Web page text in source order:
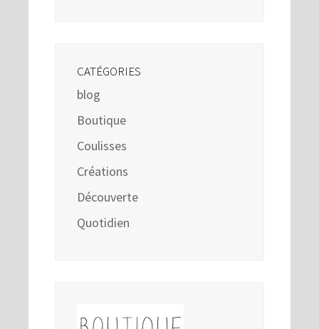
CATÉGORIES
blog
Boutique
Coulisses
Créations
Découverte
Quotidien